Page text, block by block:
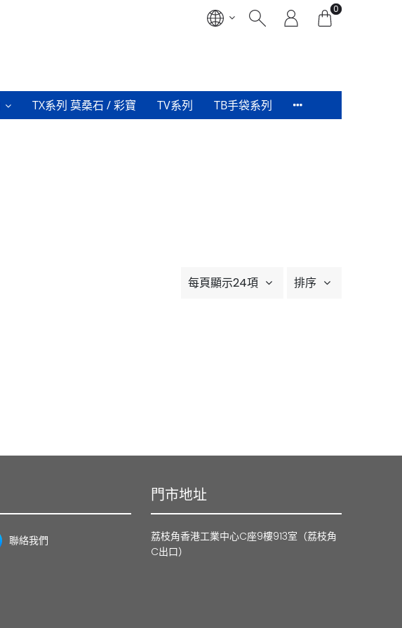
0
TX系列 莫桑石 / 彩寶 TV系列 TB手袋系列
每頁顯示24項 排序
聯絡我們
門市地址
荔枝角香港工業中心C座9樓913室（荔枝角
C出口）